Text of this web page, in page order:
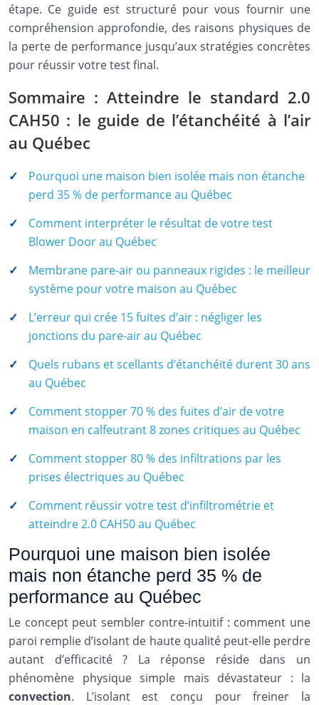
étape. Ce guide est structuré pour vous fournir une
compréhension approfondie, des raisons physiques de
la perte de performance jusqu’aux stratégies concrètes
pour réussir votre test final.
Sommaire : Atteindre le standard 2.0
CAH50 : le guide de l’étanchéité à l’air
au Québec
Pourquoi une maison bien isolée mais non étanche
perd 35 % de performance au Québec
Comment interpréter le résultat de votre test
Blower Door au Québec
Membrane pare-air ou panneaux rigides : le meilleur
système pour votre maison au Québec
L’erreur qui crée 15 fuites d’air : négliger les
jonctions du pare-air au Québec
Quels rubans et scellants d’étanchéité durent 30 ans
au Québec
Comment stopper 70 % des fuites d’air de votre
maison en calfeutrant 8 zones critiques au Québec
Comment stopper 80 % des infiltrations par les
prises électriques au Québec
Comment réussir votre test d’infiltrométrie et
atteindre 2.0 CAH50 au Québec
Pourquoi une maison bien isolée
mais non étanche perd 35 % de
performance au Québec
Le concept peut sembler contre-intuitif : comment une
paroi remplie d’isolant de haute qualité peut-elle perdre
autant d’efficacité ? La réponse réside dans un
phénomène physique simple mais dévastateur : la
convection. L’isolant est conçu pour freiner la